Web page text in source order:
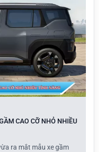
CAO CỠ NHỎ NHIỀU
ra mắt mẫu xe gầm